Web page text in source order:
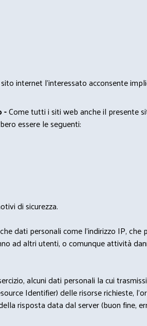
internet l’interessato acconsente
-Come tutti i siti web anche il presente
essere le seguenti:
di sicurezza.
dati personali come l'indirizzo IP, che
ad altri utenti, o comunque attività
alcuni dati personali la cui
Identifier) delle risorse richieste,
risposta data dal server (buon fine,